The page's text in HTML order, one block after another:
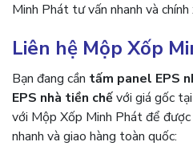
Minh Phát tư vấn nhanh và chính
Liên hệ Mộp Xốp
Bạn đang cần tấm panel EPS
EPS nhà tiền chếvới giá gốc
với Mộp Xốp Minh Phát để
nhanh và giao hàng toàn quốc: